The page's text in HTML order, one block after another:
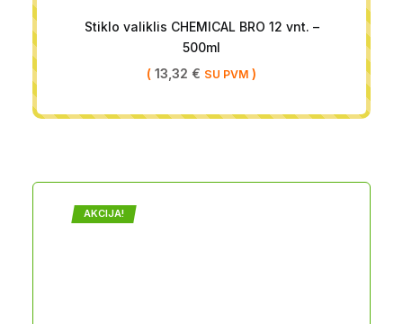
Stiklo valiklis CHEMICAL BRO 12 vnt. –
500ml
( 13,32 € SU PVM )
AKCIJA!